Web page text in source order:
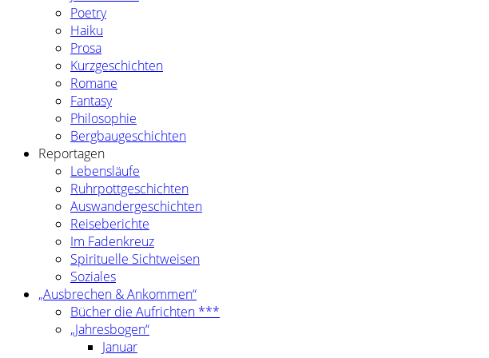
Poetry
Haiku
Prosa
Kurzgeschichten
Romane
Fantasy
Philosophie
Bergbaugeschichten
Reportagen
Lebensläufe
Ruhrpottgeschichten
Auswandergeschichten
Reiseberichte
Im Fadenkreuz
Spirituelle Sichtweisen
Soziales
„Ausbrechen & Ankommen“
Bücher die Aufrichten ***
„Jahresbogen“
Januar